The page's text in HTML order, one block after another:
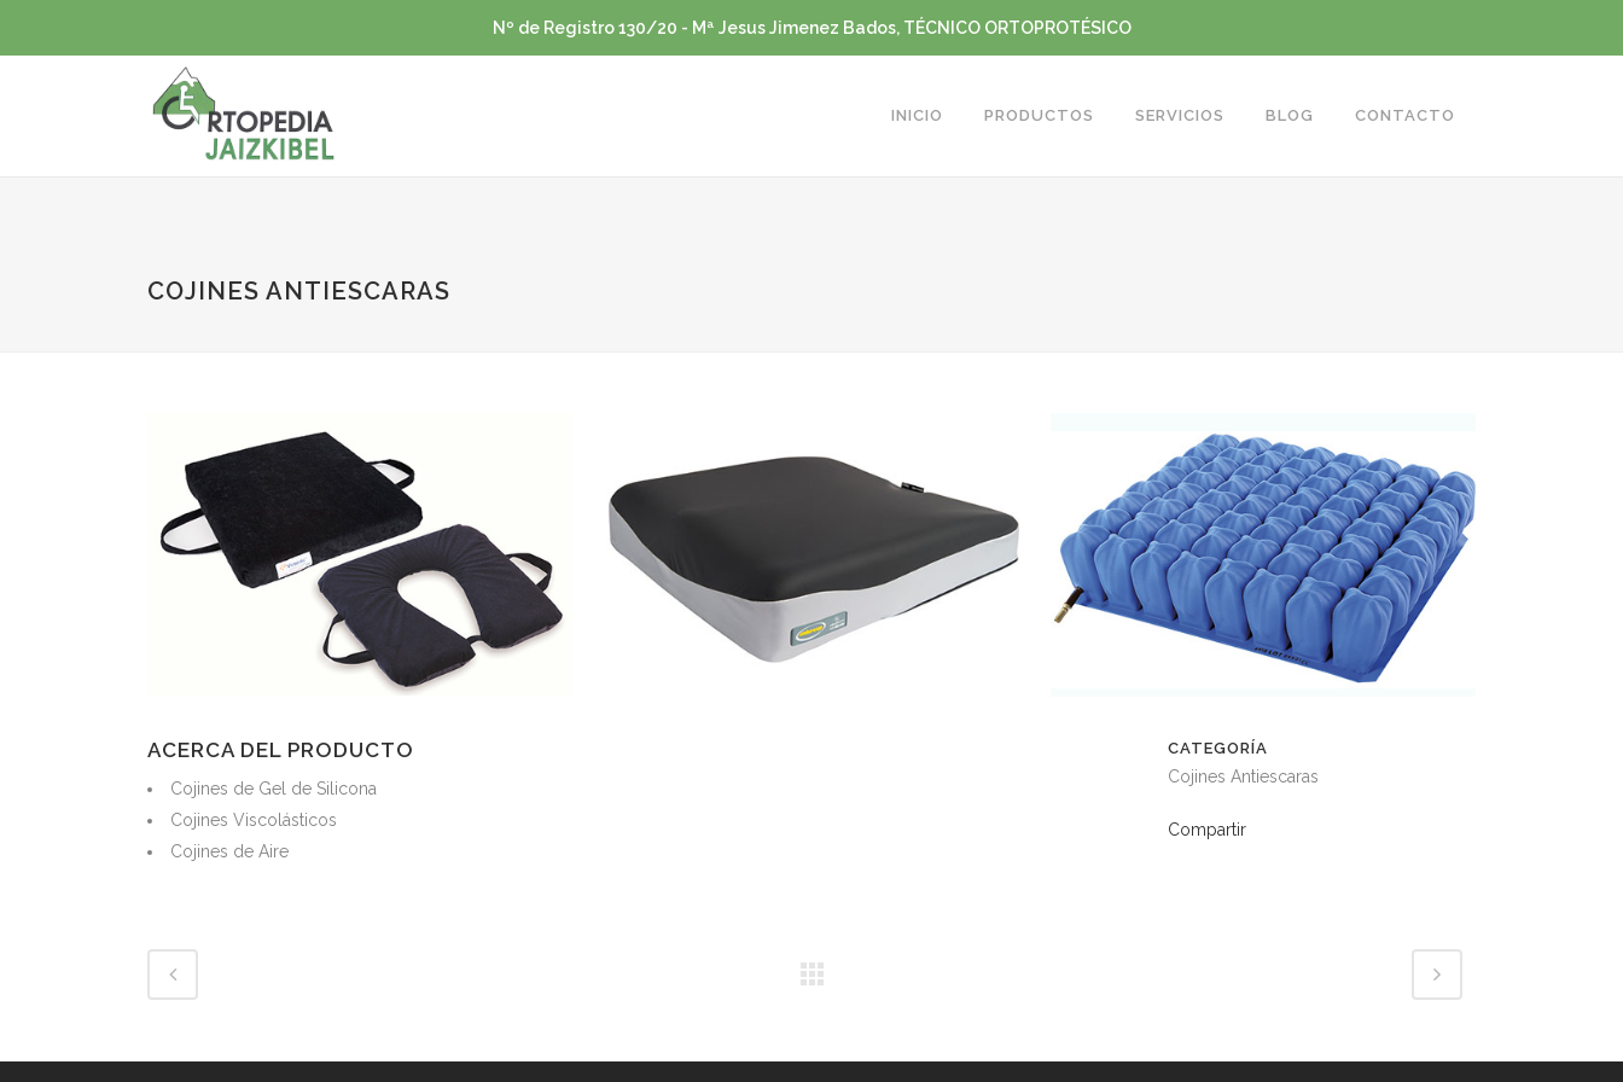
Nº de Registro 130/20 - Mª Jesus Jimenez Bados, TÉCNICO ORTOPROTÉSICO
INICIO PRODUCTOS SERVICIOS BLOG CONTACTO
COJINES ANTIESCARAS
ACERCA DEL PRODUCTO
Cojines de Gel de Silicona
Cojines Viscolásticos
Cojines de Aire
CATEGORÍA
Cojines Antiescaras
Compartir